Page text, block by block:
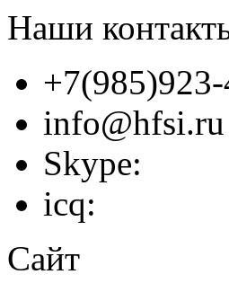
Наши
info@hfsi.ru
Skype:
icq:
Сайт